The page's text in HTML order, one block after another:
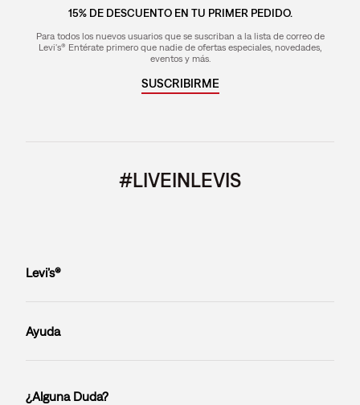
15% DE DESCUENTO EN TU PRIMER PEDIDO.
Para todos los nuevos usuarios que se suscriban a la lista de correo de
Levi's® Entérate primero que nadie de ofertas especiales, novedades,
eventos y más.
SUSCRIBIRME
#LIVEINLEVIS
Levi’s®
Ayuda
¿Alguna Duda?